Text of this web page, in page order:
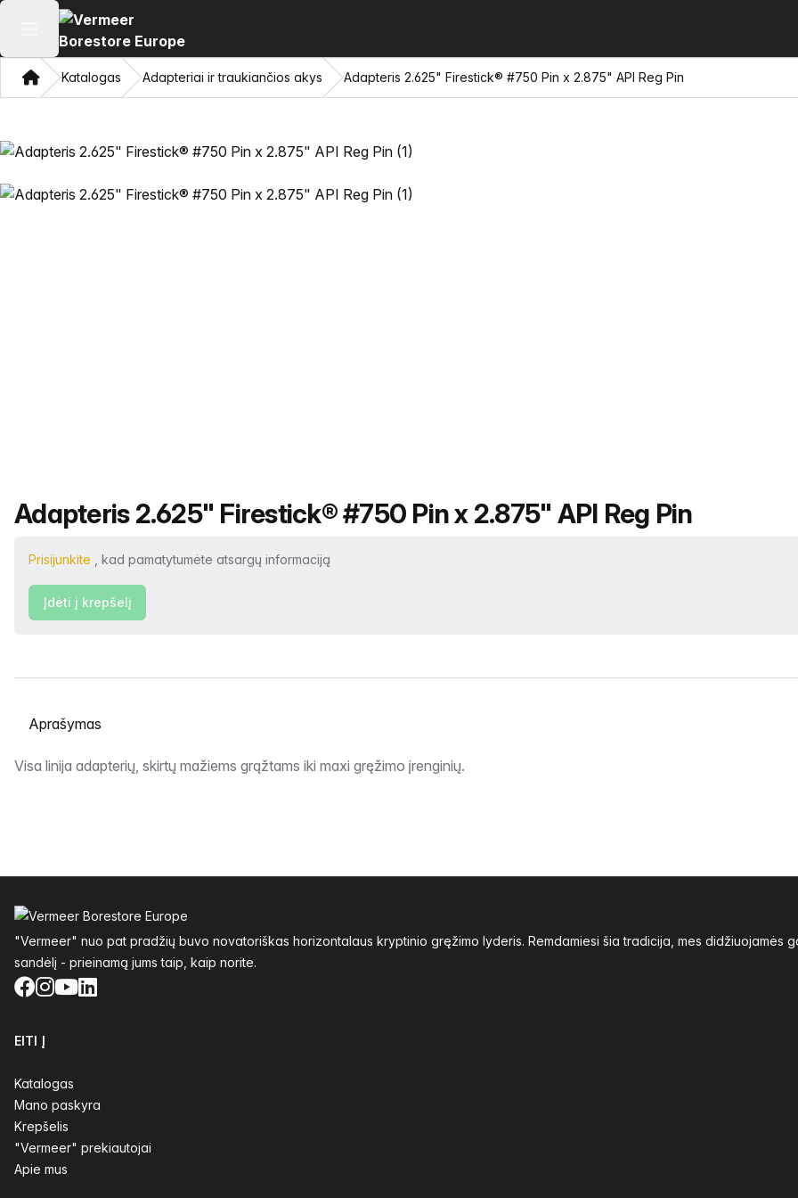
Atidaryti pagrindinį meniu
NamonKatalogas Adapteriai ir traukiančios akys Adapteris 2.625" Firestick® #750 Pin x 2.875" API Reg Pin
Produkto pavadinimas
Adapteris 2.625" Firestick® #750 Pin x 2.875" API Reg Pin
Prisijunkite , kad pamatytumėte atsargų informaciją
Įdėti į krepšelį
Pasirinkite skirtuką
Aprašymas
Visa linija adapterių, skirtų mažiems grąžtams iki maxi gręžimo įrenginių.
"Vermeer" nuo pat pradžių buvo novatoriškas horizontalaus kryptinio gręžimo lyderis. Remdamiesi šia tradicija, mes didžiuojamės
sandėlį - prieinamą jums taip, kaip norite.
Facebook
Instagram
YouTube
LinkedIn
EITI Į
Katalogas
Mano paskyra
Krepšelis
"Vermeer" prekiautojai
Apie mus